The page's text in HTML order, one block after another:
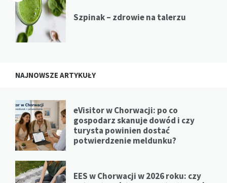
Szpinak – zdrowie na talerzu
NAJNOWSZE ARTYKUŁY
eVisitor w Chorwacji: po co
gospodarz skanuje dowód i czy
turysta powinien dostać
potwierdzenie meldunku?
EES w Chorwacji w 2026 roku: czy